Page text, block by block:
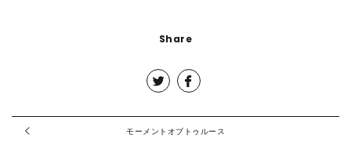
Share
モーメントオブトゥルース